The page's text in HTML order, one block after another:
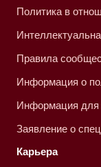
Политика в
Правила
Информация о
Информация для
Заявление о
Карьера